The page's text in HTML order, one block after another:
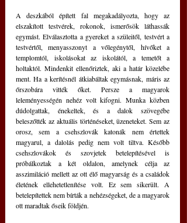
A deszkából épített fal megakadályozta, hogy az
elszakított testvérek, rokonok, ismerősök láthassák
egymást. Elválasztotta a gyereket a szüleitől, testvért a
testvértől, menyasszonyt a vőlegénytől, hívőket a
templomtól, iskolásokat az iskolától, a temetőt a
holtaktól. Mindenkit ellenőriztek, aki a határ közelébe
ment. Ha a kerítésnél átkiabáltak egymásnak, máris az
őrszobára vitték őket. Persze a magyarok
leleményességén nehéz volt kifogni. Munka közben
dúdolgattak, énekeltek, és a dalok szövegébe
beleszőtték az aktuális történéseket, üzeneteket. Sem az
orosz, sem a csehszlovák katonák nem értettek
magyarul, a dalolás pedig nem volt tiltva. Később
csehszlovákok és szovjetek betelepítésével is
próbálkoztak a két oldalon, amelynek célja az
asszimiláció mellett az ott élő magyarság és a családok
életének ellehetetlenítése volt. Ez sem sikerült. A
betelepítettek nem bírták a nehézségeket, de a magyarok
ott maradtak őseik földjén.